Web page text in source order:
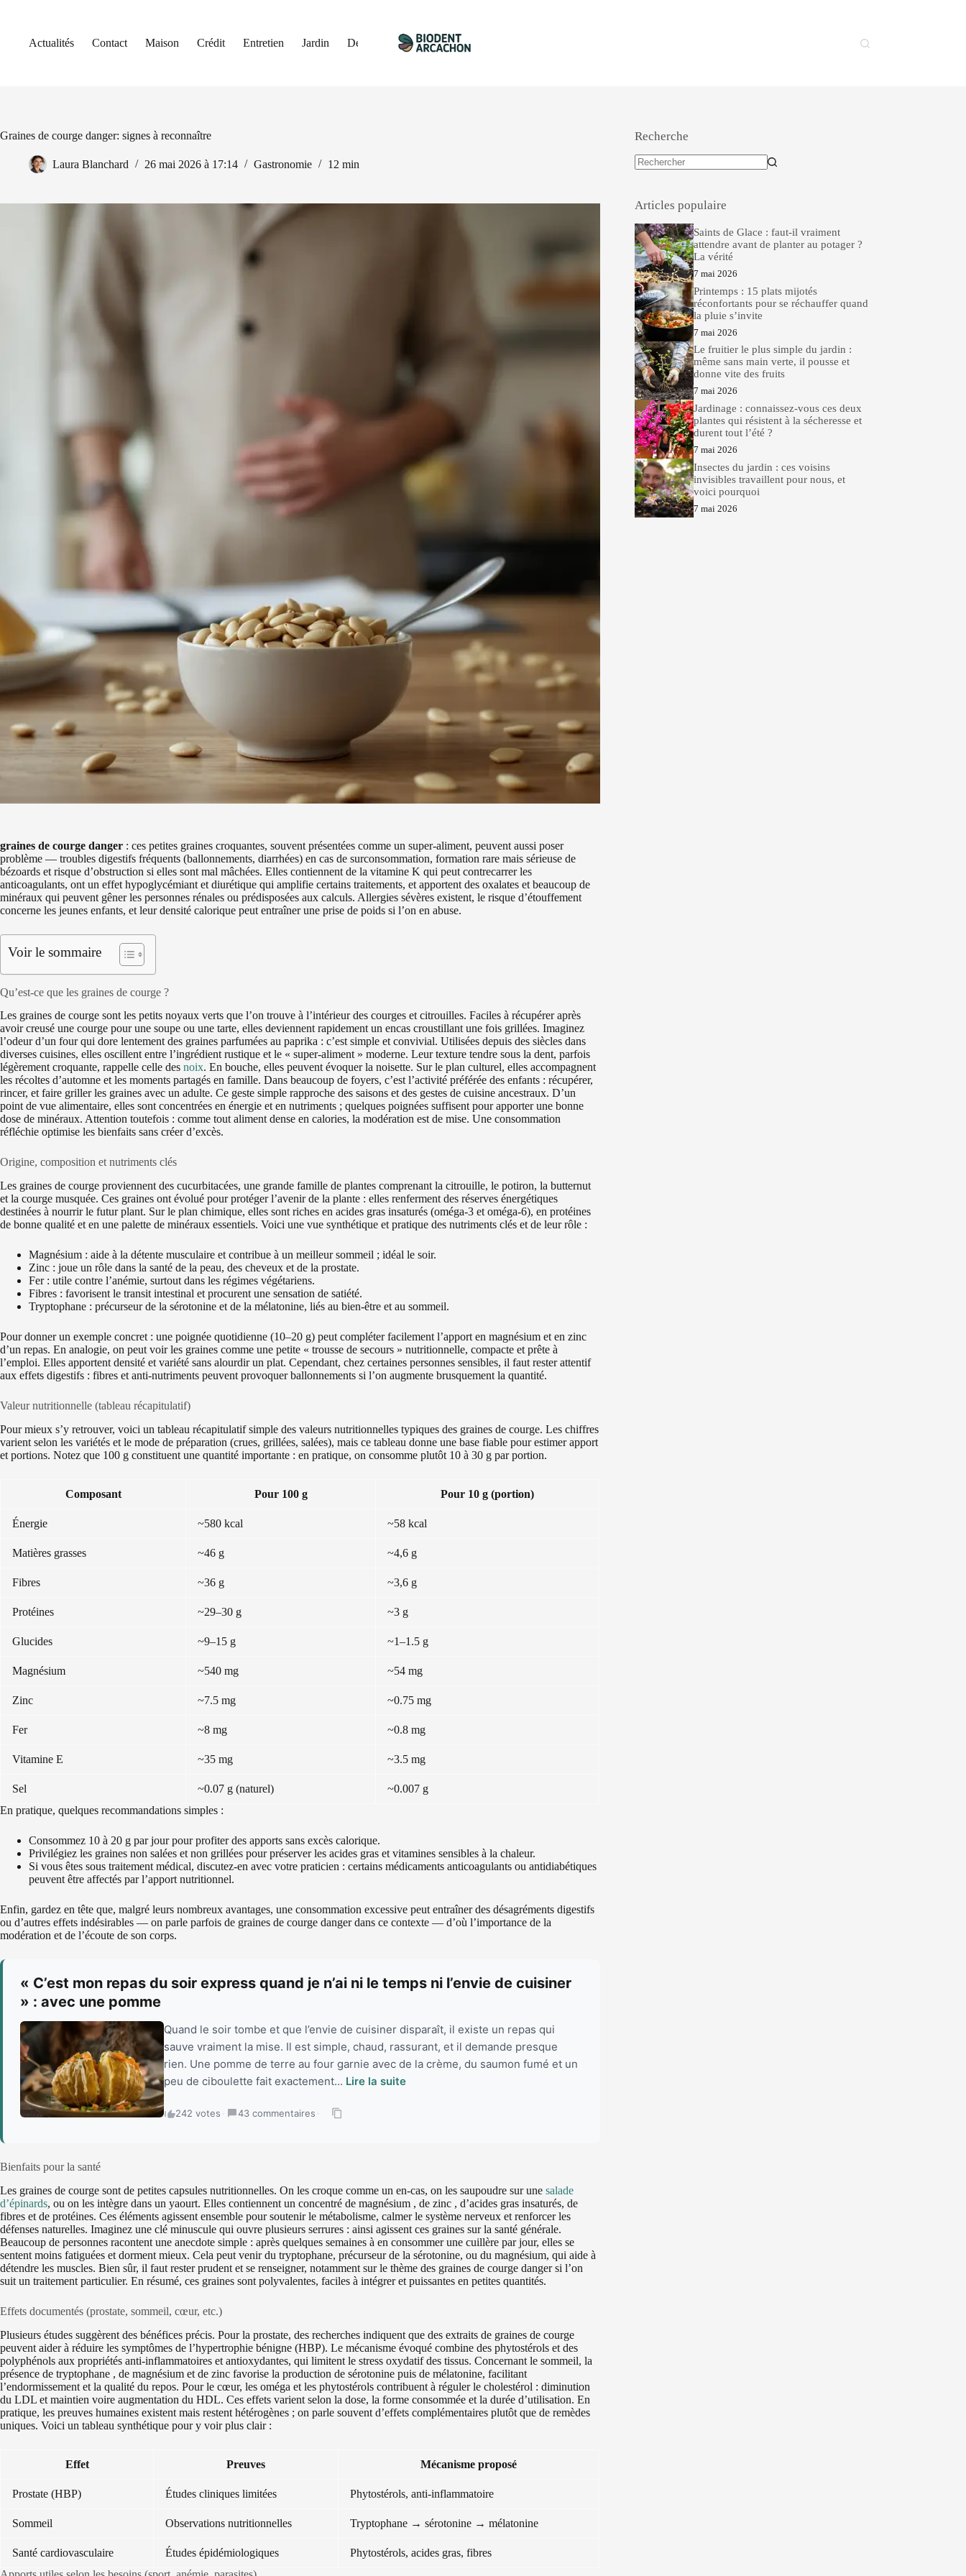
Actualités
Contact Maison Crédit Entretien Jardin Décoration Travaux
Graines de courge danger: signes à reconnaître
Laura Blanchard 26 mai 2026 à 17:14 Gastronomie 12 min
graines de courge danger : ces petites graines croquantes, souvent présentées comme un super‑aliment, peuvent aussi poser
problème — troubles digestifs fréquents (ballonnements, diarrhées) en cas de surconsommation, formation rare mais sérieuse de
bézoards et risque d’obstruction si elles sont mal mâchées. Elles contiennent de la vitamine K qui peut contrecarrer les
anticoagulants, ont un effet hypoglycémiant et diurétique qui amplifie certains traitements, et apportent des oxalates et beaucoup de
minéraux qui peuvent gêner les personnes rénales ou prédisposées aux calculs. Allergies sévères existent, le risque d’étouffement
concerne les jeunes enfants, et leur densité calorique peut entraîner une prise de poids si l’on en abuse.
Voir le sommaire
Qu’est-ce que les graines de courge ?
Les graines de courge sont les petits noyaux verts que l’on trouve à l’intérieur des courges et citrouilles. Faciles à récupérer après
avoir creusé une courge pour une soupe ou une tarte, elles deviennent rapidement un encas croustillant une fois grillées. Imaginez
l’odeur d’un four qui dore lentement des graines parfumées au paprika : c’est simple et convivial. Utilisées depuis des siècles dans
diverses cuisines, elles oscillent entre l’ingrédient rustique et le « super-aliment » moderne. Leur texture tendre sous la dent, parfois
légèrement croquante, rappelle celle des noix. En bouche, elles peuvent évoquer la noisette. Sur le plan culturel, elles accompagnent
les récoltes d’automne et les moments partagés en famille. Dans beaucoup de foyers, c’est l’activité préférée des enfants : récupérer,
rincer, et faire griller les graines avec un adulte. Ce geste simple rapproche des saisons et des gestes de cuisine ancestraux. D’un
point de vue alimentaire, elles sont concentrées en énergie et en nutriments ; quelques poignées suffisent pour apporter une bonne
dose de minéraux. Attention toutefois : comme tout aliment dense en calories, la modération est de mise. Une consommation
réfléchie optimise les bienfaits sans créer d’excès.
Origine, composition et nutriments clés
Les graines de courge proviennent des cucurbitacées, une grande famille de plantes comprenant la citrouille, le potiron, la butternut
et la courge musquée. Ces graines ont évolué pour protéger l’avenir de la plante : elles renferment des réserves énergétiques
destinées à nourrir le futur plant. Sur le plan chimique, elles sont riches en acides gras insaturés (oméga-3 et oméga-6), en protéines
de bonne qualité et en une palette de minéraux essentiels. Voici une vue synthétique et pratique des nutriments clés et de leur rôle :
Magnésium : aide à la détente musculaire et contribue à un meilleur sommeil ; idéal le soir.
Zinc : joue un rôle dans la santé de la peau, des cheveux et de la prostate.
Fer : utile contre l’anémie, surtout dans les régimes végétariens.
Fibres : favorisent le transit intestinal et procurent une sensation de satiété.
Tryptophane : précurseur de la sérotonine et de la mélatonine, liés au bien-être et au sommeil.
Pour donner un exemple concret : une poignée quotidienne (10–20 g) peut compléter facilement l’apport en magnésium et en zinc
d’un repas. En analogie, on peut voir les graines comme une petite « trousse de secours » nutritionnelle, compacte et prête à
l’emploi. Elles apportent densité et variété sans alourdir un plat. Cependant, chez certaines personnes sensibles, il faut rester attentif
aux effets digestifs : fibres et anti-nutriments peuvent provoquer ballonnements si l’on augmente brusquement la quantité.
Valeur nutritionnelle (tableau récapitulatif)
Pour mieux s’y retrouver, voici un tableau récapitulatif simple des valeurs nutritionnelles typiques des graines de courge. Les chiffres
varient selon les variétés et le mode de préparation (crues, grillées, salées), mais ce tableau donne une base fiable pour estimer apport
et portions. Notez que 100 g constituent une quantité importante : en pratique, on consomme plutôt 10 à 30 g par portion.
Composant Pour 100 g Pour 10 g (portion)
Énergie ~580 kcal ~58 kcal
Matières grasses ~46 g ~4,6 g
Fibres ~36 g ~3,6 g
Protéines ~29–30 g ~3 g
Glucides ~9–15 g ~1–1.5 g
Magnésium ~540 mg ~54 mg
Zinc ~7.5 mg ~0.75 mg
Fer ~8 mg ~0.8 mg
Vitamine E ~35 mg ~3.5 mg
Sel ~0.07 g (naturel)
~0.007 g
En pratique, quelques recommandations simples :
Consommez 10 à 20 g par jour pour profiter des apports sans excès calorique.
Privilégiez les graines non salées et non grillées pour préserver les acides gras et vitamines sensibles à la chaleur.
Si vous êtes sous traitement médical, discutez-en avec votre praticien : certains médicaments anticoagulants ou antidiabétiques
peuvent être affectés par l’apport nutritionnel.
Enfin, gardez en tête que, malgré leurs nombreux avantages, une consommation excessive peut entraîner des désagréments digestifs
ou d’autres effets indésirables — on parle parfois de graines de courge danger dans ce contexte — d’où l’importance de la
modération et de l’écoute de son corps.
« C’est mon repas du soir express quand je n’ai ni le temps ni l’envie de cuisiner
» : avec une pomme
Quand le soir tombe et que l’envie de cuisiner disparaît, il existe un repas qui
sauve vraiment la mise. Il est simple, chaud, rassurant, et il demande presque
rien. Une pomme de terre au four garnie avec de la crème, du saumon fumé et un
peu de ciboulette fait exactement... Lire la suite
242 votes · 43 commentaires ·
Bienfaits pour la santé
Les graines de courge sont de petites capsules nutritionnelles. On les croque comme un en-cas, on les saupoudre sur une salade
d’épinards, ou on les intègre dans un yaourt. Elles contiennent un concentré de magnésium , de zinc , d’acides gras insaturés, de
fibres et de protéines. Ces éléments agissent ensemble pour soutenir le métabolisme, calmer le système nerveux et renforcer les
défenses naturelles. Imaginez une clé minuscule qui ouvre plusieurs serrures : ainsi agissent ces graines sur la santé générale.
Beaucoup de personnes racontent une anecdote simple : après quelques semaines à en consommer une cuillère par jour, elles se
sentent moins fatiguées et dorment mieux. Cela peut venir du tryptophane, précurseur de la sérotonine, ou du magnésium, qui aide à
détendre les muscles. Bien sûr, il faut rester prudent et se renseigner, notamment sur le thème des graines de courge danger si l’on
suit un traitement particulier. En résumé, ces graines sont polyvalentes, faciles à intégrer et puissantes en petites quantités.
Effets documentés (prostate, sommeil, cœur, etc.)
Plusieurs études suggèrent des bénéfices précis. Pour la prostate, des recherches indiquent que des extraits de graines de courge
peuvent aider à réduire les symptômes de l’hypertrophie bénigne (HBP). Le mécanisme évoqué combine des phytostérols et des
polyphénols aux propriétés anti-inflammatoires et antioxydantes, qui limitent le stress oxydatif des tissus. Concernant le sommeil, la
présence de tryptophane , de magnésium et de zinc favorise la production de sérotonine puis de mélatonine, facilitant
l’endormissement et la qualité du repos. Pour le cœur, les oméga et les phytostérols contribuent à réguler le cholestérol : diminution
du LDL et maintien voire augmentation du HDL. Ces effets varient selon la dose, la forme consommée et la durée d’utilisation. En
pratique, les preuves humaines existent mais restent hétérogènes ; on parle souvent d’effets complémentaires plutôt que de remèdes
uniques. Voici un tableau synthétique pour y voir plus clair :
Effet Preuves Mécanisme proposé
Prostate (HBP) Études cliniques limitées Phytostérols, anti-inflammatoire
Sommeil Observations nutritionnelles Tryptophane → sérotonine → mélatonine
Santé cardiovasculaire Études épidémiologiques
Phytostérols, acides gras, fibres
Recherche
Articles populaire
Saints de Glace : faut-il vraiment
attendre avant de planter au potager ?
La vérité
7 mai 2026
Printemps : 15 plats mijotés
réconfortants pour se réchauffer quand
la pluie s’invite
7 mai 2026
Le fruitier le plus simple du jardin :
même sans main verte, il pousse et
donne vite des fruits
7 mai 2026
Jardinage : connaissez-vous ces deux
plantes qui résistent à la sécheresse et
durent tout l’été ?
7 mai 2026
Insectes du jardin : ces voisins
invisibles travaillent pour nous, et
voici pourquoi
7 mai 2026